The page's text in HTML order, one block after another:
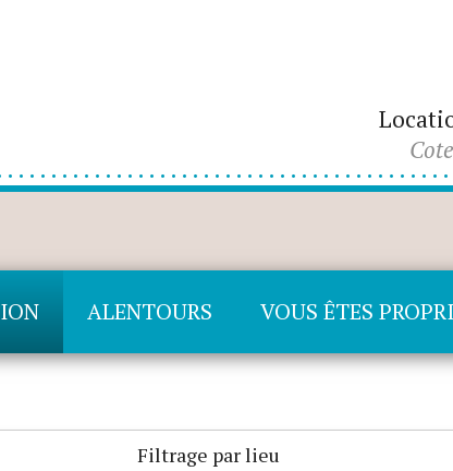
ALENTOURS VOUS ÊTES
Filtrage par lieu